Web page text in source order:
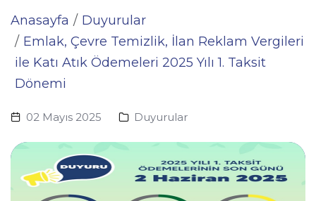
Anasayfa
Duyurular
Emlak, Çevre Temizlik, İlan Reklam Vergileri
ile Katı Atık Ödemeleri 2025 Yılı 1. Taksit
Dönemi
02 Mayıs 2025 Duyurular